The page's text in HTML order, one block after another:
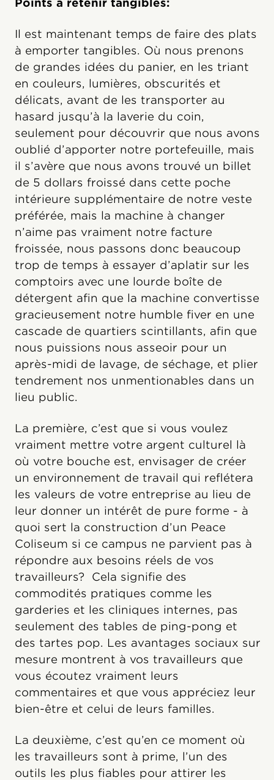
Points à retenir tangibles:
Il est maintenant temps de faire des plats
à emporter tangibles. Où nous prenons
de grandes idées du panier, en les triant
en couleurs, lumières, obscurités et
délicats, avant de les transporter au
hasard jusqu’à la laverie du coin,
seulement pour découvrir que nous avons
oublié d’apporter notre portefeuille, mais
il s’avère que nous avons trouvé un billet
de 5 dollars froissé dans cette poche
intérieure supplémentaire de notre veste
préférée, mais la machine à changer
n’aime pas vraiment notre facture
froissée, nous passons donc beaucoup
trop de temps à essayer d’aplatir sur les
comptoirs avec une lourde boîte de
détergent afin que la machine convertisse
gracieusement notre humble fiver en une
cascade de quartiers scintillants, afin que
nous puissions nous asseoir pour un
après-midi de lavage, de séchage, et plier
tendrement nos unmentionables dans un
lieu public.
La première, c’est que si vous voulez
vraiment mettre votre argent culturel là
où votre bouche est, envisager de créer
un environnement de travail qui reflétera
les valeurs de votre entreprise au lieu de
leur donner un intérêt de pure forme - à
quoi sert la construction d’un Peace
Coliseum si ce campus ne parvient pas à
répondre aux besoins réels de vos
travailleurs? Cela signifie des
commodités pratiques comme les
garderies et les cliniques internes, pas
seulement des tables de ping-pong et
des tartes pop. Les avantages sociaux sur
mesure montrent à vos travailleurs que
vous écoutez vraiment leurs
commentaires et que vous appréciez leur
bien-être et celui de leurs familles.
La deuxième, c’est qu’en ce moment où
les travailleurs sont à prime, l’un des
outils les plus fiables pour attirer les